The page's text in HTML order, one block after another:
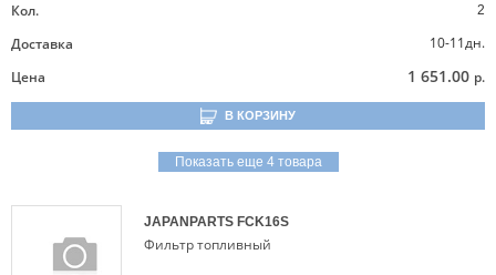
Кол.
2
Доставка
10-11дн.
Цена
1 651.00 р.
В КОРЗИНУ
Показать еще 4 товара
JAPANPARTS FCK16S
Фильтр топливный